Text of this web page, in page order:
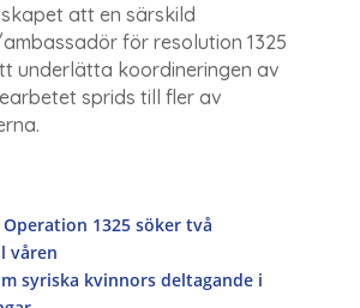
att en särskild
för resolution 1325
underlätta koordineringen av
sprids till fler av
Operation 1325 söker två
våren
syriska kvinnors deltagande i